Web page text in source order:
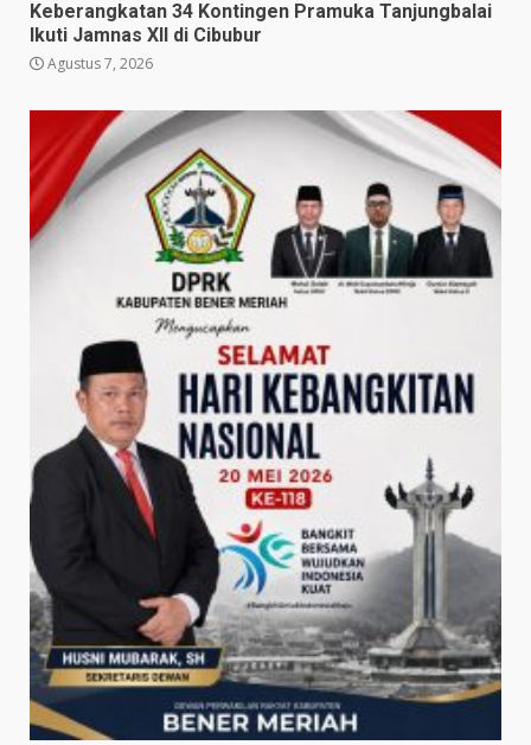
Keberangkatan 34 Kontingen Pramuka Tanjungbalai
Ikuti Jamnas XII di Cibubur
Agustus 7, 2026